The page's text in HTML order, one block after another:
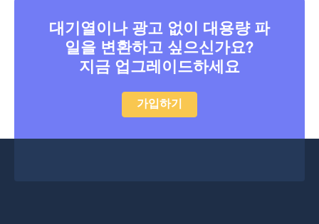
대기열이나 광고 없이 대용량 파
일을 변환하고 싶으신가요?
지금 업그레이드하세요
가입하기